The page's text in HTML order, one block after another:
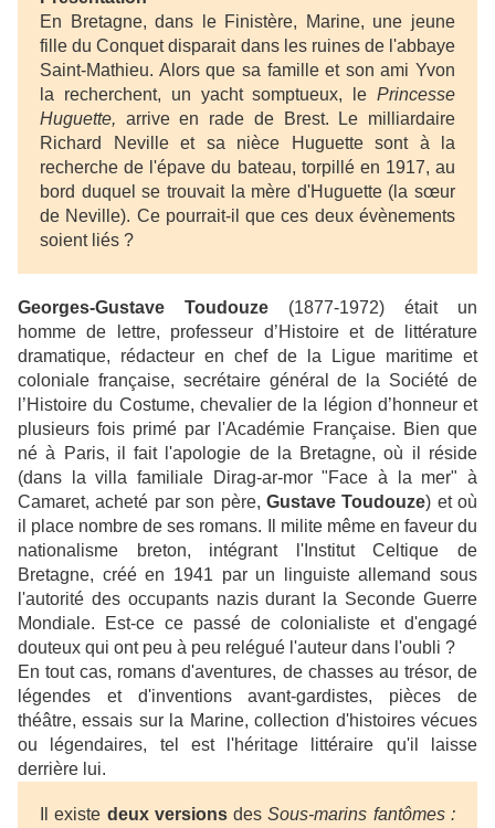
En Bretagne, dans le Finistère, Marine, une jeune
fille du Conquet disparait dans les ruines de l'abbaye
Saint-Mathieu. Alors que sa famille et son ami Yvon
la recherchent, un yacht somptueux,
lePrincesse
Huguette, arrive en rade de Brest. Le milliardaire
Richard Neville et sa nièce Huguette sont à la
recherche de l'épave du bateau, torpillé en 1917, au
bord duquel se trouvait la mère d'Huguette (la sœur
de Neville). Ce pourrait-il que ces deux évènements
soient liés ?
Georges-Gustave Toudouze (1877-1972) était un
homme de lettre, professeur d’Histoire et de littérature
dramatique, rédacteur en chef de la Ligue maritime et
coloniale française, secrétaire général de la Société de
l’Histoire du Costume, chevalier de la légion d’honneur et
plusieurs fois primé par l'Académie Française. Bien que
né à Paris, il fait l'apologie de la Bretagne, où il réside
(dans la villa familiale Dirag-ar-mor "Face à la mer" à
Camaret, acheté par son père, Gustave Toudouze) et où
il place nombre de ses romans. Il milite même en faveur du
nationalisme breton, intégrant l'Institut Celtique de
Bretagne, créé en 1941 par un linguiste allemand sous
l'autorité des occupants nazis durant la Seconde Guerre
Mondiale. Est-ce ce passé de colonialiste et d'engagé
douteux qui ont peu à peu relégué l'auteur dans l'oubli ?
En tout cas, romans d'aventures, de chasses au trésor, de
légendes et d'inventions avant-gardistes, pièces de
théâtre, essais sur la Marine, collection d'histoires vécues
ou légendaires, tel est l'héritage littéraire qu'il laisse
derrière lui.
Il existe deux versionsdesSous-marins fantômes :